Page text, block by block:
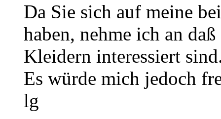
Da Sie sich auf meine
haben, nehme ich an
Kleidern interessiert
Es würde mich jedoch
lg